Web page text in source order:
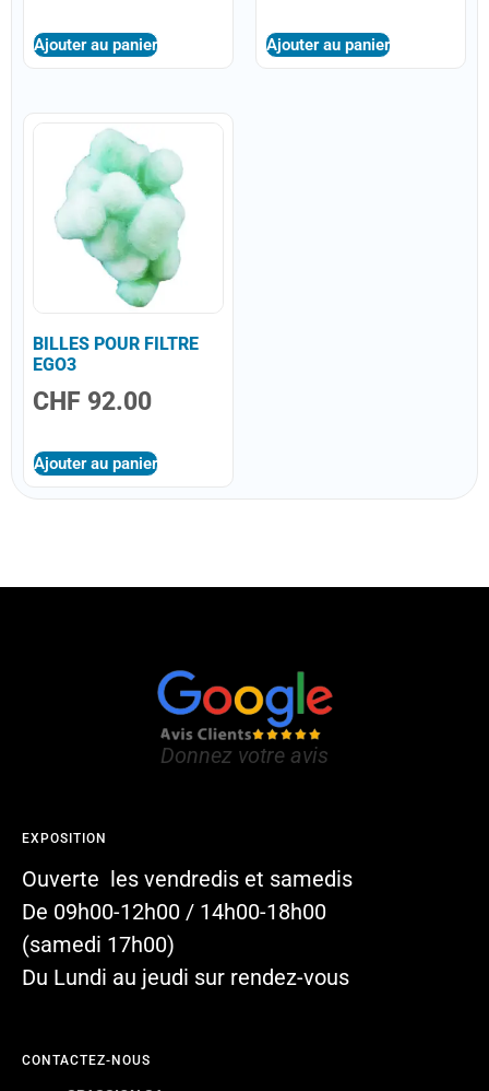
Ajouter au panier Ajouter au panier
BILLES POUR FILTRE
EGO3
CHF 92.00
Ajouter au panier
CONTACTEZ-NOUS
EXPOSITION
Ouverte les vendredis et samedis
De 09h00-12h00 / 14h00-18h00
(samedi 17h00)
Du Lundi au jeudi sur rendez-vous
Donnez votre avis